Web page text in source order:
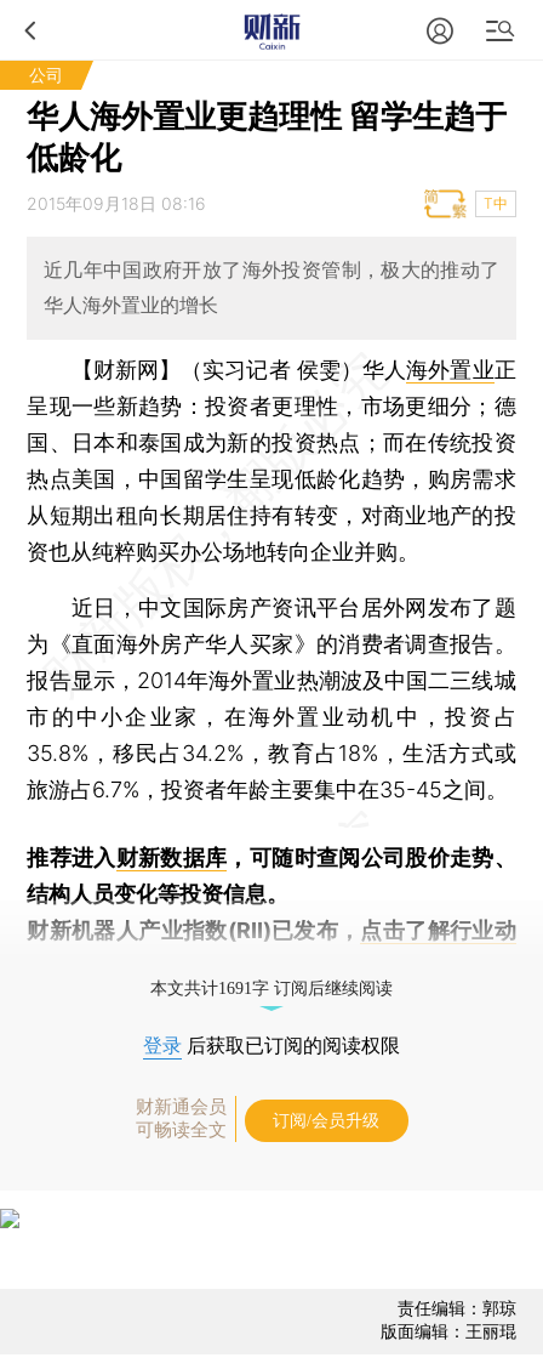
公司
华人海外置业更趋理性 留学生趋于
低龄化
2015年09月18日 08:16 T中
近几年中国政府开放了海外投资管制，极大的推动了
华人海外置业的增长
【财新网】（实习记者 侯雯）华人海外置业正
呈现一些新趋势：投资者更理性，市场更细分；德
国、日本和泰国成为新的投资热点；而在传统投资
热点美国，中国留学生呈现低龄化趋势，购房需求
从短期出租向长期居住持有转变，对商业地产的投
资也从纯粹购买办公场地转向企业并购。
近日，中文国际房产资讯平台居外网发布了题
为《直面海外房产华人买家》的消费者调查报告。
报告显示，2014年海外置业热潮波及中国二三线城
市的中小企业家，在海外置业动机中，投资占
35.8%，移民占34.2%，教育占18%，生活方式或
旅游占6.7%，投资者年龄主要集中在35-45之间。
推荐进入财新数据库 ，可随时查阅公司股价走势、
结构人员变化等投资信息。
财新机器人产业指数(RII)已发布， 点击了解行业动
本文共计1691字 订阅后继续阅读
登录 后获取已订阅的阅读权限
财新通会员
可畅读全文
订阅/会员升级
责任编辑：郭琼
版面编辑：王丽琨